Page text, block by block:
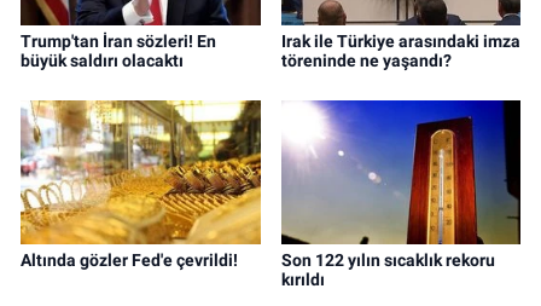
Trump'tan İran sözleri! En
büyük saldırı olacaktı
Irak ile Türkiye arasındaki imza
töreninde ne yaşandı?
Altında gözler Fed'e çevrildi!
Son 122 yılın sıcaklık rekoru
kırıldı